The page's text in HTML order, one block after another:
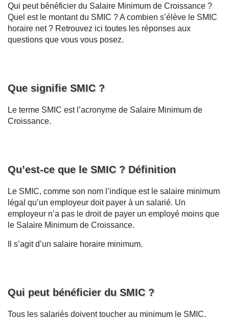
Qui peut bénéficier du Salaire Minimum de Croissance ?
Quel est le montant du SMIC ? A combien s’élève le SMIC
horaire net ? Retrouvez ici toutes les réponses aux
questions que vous vous posez.
Que signifie SMIC ?
Le terme SMIC est l’acronyme de Salaire Minimum de
Croissance.
Qu’est-ce que le SMIC ? Définition
Le SMIC, comme son nom l’indique est le salaire minimum
légal qu’un employeur doit payer à un salarié. Un
employeur n’a pas le droit de payer un employé moins que
le Salaire Minimum de Croissance.
Il s’agit d’un salaire horaire minimum.
Qui peut bénéficier du SMIC ?
Tous les salariés doivent toucher au minimum le SMIC.